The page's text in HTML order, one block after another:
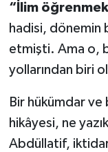
“İlim
hadisi, dönemin
etmişti. Ama o,
yollarından biri
Bir hükümdar ve
hikâyesi, ne
Abdüllatif, iktidar